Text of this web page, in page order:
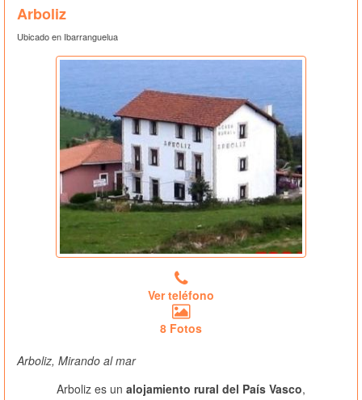
Arboliz
Ubicado en Ibarranguelua
Ver teléfono
8 Fotos
Arboliz, Mirando al mar
Arboliz es un alojamiento rural del País Vasco,